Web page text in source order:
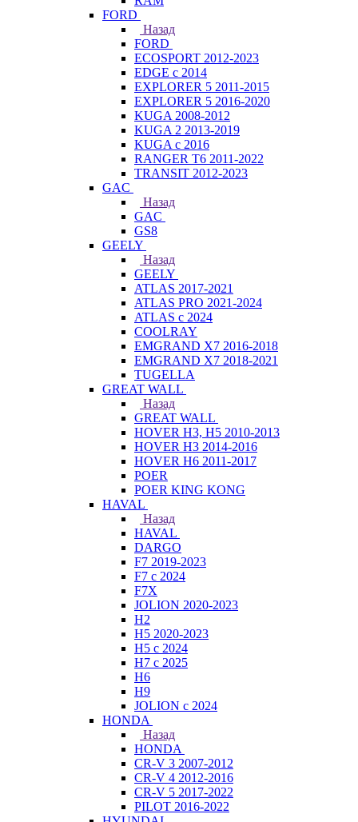
FORD
Назад
FORD
ECOSPORT 2012-2023
EDGE c 2014
EXPLORER 5 2011-2015
EXPLORER 5 2016-2020
KUGA 2008-2012
KUGA 2 2013-2019
KUGA с 2016
RANGER T6 2011-2022
TRANSIT 2012-2023
GAC
Назад
GAC
GS8
GEELY
Назад
GEELY
ATLAS 2017-2021
ATLAS PRO 2021-2024
ATLAS с 2024
COOLRAY
EMGRAND X7 2016-2018
EMGRAND X7 2018-2021
TUGELLA
GREAT WALL
Назад
GREAT WALL
HOVER H3, H5 2010-2013
HOVER H3 2014-2016
HOVER H6 2011-2017
POER
POER KING KONG
HAVAL
Назад
HAVAL
DARGO
F7 2019-2023
F7 с 2024
F7X
JOLION 2020-2023
H2
H5 2020-2023
H5 с 2024
H7 с 2025
H6
H9
JOLION с 2024
HONDA
Назад
HONDA
CR-V 3 2007-2012
CR-V 4 2012-2016
CR-V 5 2017-2022
PILOT 2016-2022